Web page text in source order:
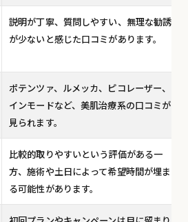
説明が丁寧、質問しやすい、無理な勧誘
が少ないと感じた口コミがあります。
ポテンツァ、ルメッカ、ピコレーザー、
インモードなど、美肌治療系の口コミが
見られます。
比較的取りやすいという評価がある一
方、施術や土日によって希望時間が埋ま
る可能性があります。